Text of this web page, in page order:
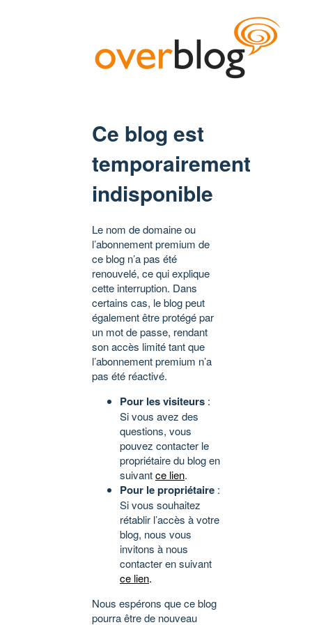
Ce blog est
temporairement
indisponible
Le nom de domaine ou
l’abonnement premium de
ce blog n’a pas été
renouvelé, ce qui explique
cette interruption. Dans
certains cas, le blog peut
également être protégé par
un mot de passe, rendant
son accès limité tant que
l’abonnement premium n’a
pas été réactivé.
Pour les visiteurs :
Si vous avez des
questions, vous
pouvez contacter le
propriétaire du blog en
suivantce lien.
Pour le propriétaire :
Si vous souhaitez
rétablir l’accès à votre
blog, nous vous
invitons à nous
contacter en suivant
ce lien.
Nous espérons que ce blog
pourra être de nouveau